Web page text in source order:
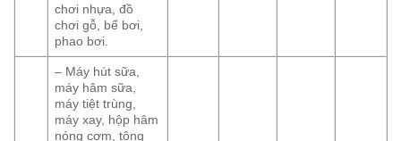
chơi nhựa, đồ
chơi gỗ, bể bơi,
phao bơi.
– Máy hút sữa,
máy hâm sữa,
máy tiệt trùng,
máy xay, hộp hâm
nóng cơm, tông